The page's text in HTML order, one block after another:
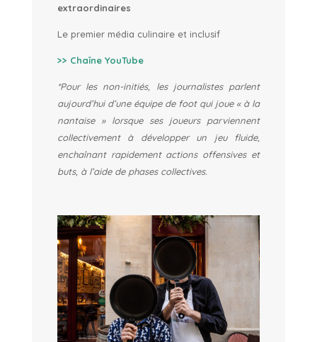
extraordinaires
Le premier média culinaire et inclusif
>> Chaîne YouTube
*Pour les non-initiés, les journalistes parlent
aujourd’hui d’une équipe de foot qui joue « à la
nantaise » lorsque ses joueurs parviennent
collectivement à développer un jeu fluide,
enchaînant rapidement actions offensives et
buts, à l’aide de phases collectives.